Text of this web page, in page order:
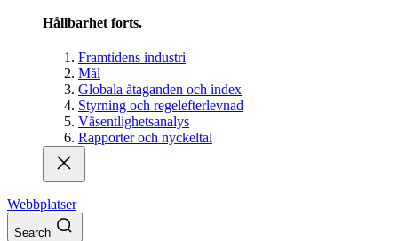
Hållbarhet forts.
Framtidens industri
Mål
Globala åtaganden och index
Styrning och regelefterlevnad
Väsentlighetsanalys
Rapporter och nyckeltal
Webbplatser
Search